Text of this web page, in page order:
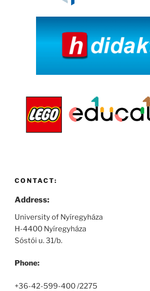
CONTACT:
Address:
University of Nyíregyháza
H-4400 Nyíregyháza
Sóstói u. 31/b.
Phone:
+36-42-599-400 /2275